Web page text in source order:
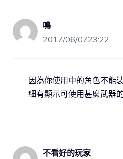
鳴
2017/06/0723:22
因為你使用中的角色不能
細有顯示可使用甚麼武器
不看好的玩家